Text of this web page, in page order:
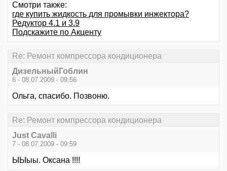
Смотри также:
где купить жидкость для промывки инжектора?
Редуктор 4.1 и 3.9
Подскажите по Акценту
Re: Ремонт компрессора кондиционера
ДизельныйГоблин
6 - 08.07.2009 - 09:56
Ольга, спасибо. Позвоню.
Re: Ремонт компрессора кондиционера
Just Cavalli
7 - 08.07.2009 - 09:59
ЫЫыы. Оксана !!!!